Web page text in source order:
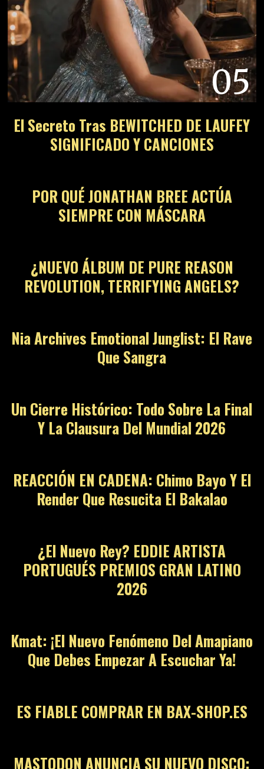
05
El Secreto Tras BEWITCHED DE LAUFEY
SIGNIFICADO Y CANCIONES06
POR QUÉ JONATHAN BREE ACTÚA
SIEMPRE CON MÁSCARA
¿NUEVO ÁLBUM DE PURE REASON
REVOLUTION, TERRIFYING ANGELS?
08
Nia Archives Emotional Junglist: El Rave
Que Sangra
Un Cierre Histórico: Todo Sobre La Final
Y La Clausura Del Mundial 2026
10
REACCIÓN EN CADENA: Chimo Bayo Y El
Render Que Resucita El Bakalao
11
¿El Nuevo Rey? EDDIE ARTISTA
PORTUGUÉS PREMIOS GRAN LATINO
2026
Kmat: ¡El Nuevo Fenómeno Del Amapiano
Que Debes Empezar A Escuchar Ya!
13
ES FIABLE COMPRAR EN BAX-SHOP.ES
14
MASTODON ANUNCIA SU NUEVO DISCO: